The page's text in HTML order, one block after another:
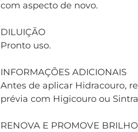
com aspecto de novo.
DILUIÇÃO
Pronto uso.
INFORMAÇÕES ADICIONAIS
Antes de aplicar Hidracouro,
prévia com Higicouro ou
RENOVA E PROMOVE